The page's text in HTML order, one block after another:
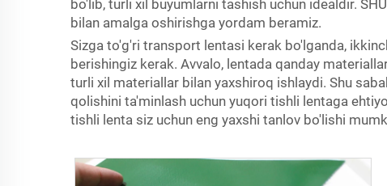
bo'lib, turli xil buyumlarni tashish uchun idealdir.
bilan amalga oshirishga yordam beramiz.
Sizga to'g'ri transport lentasi kerak bo'lganda,
berishingiz kerak. Avvalo, lentada qanday
turli xil materiallar bilan yaxshiroq ishlaydi. Shu
qolishini ta'minlash uchun yuqori tishli lentaga
tishli lenta siz uchun eng yaxshi tanlov bo'lishi